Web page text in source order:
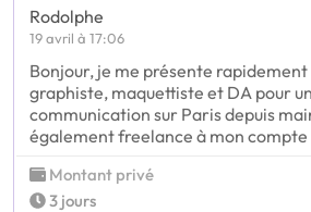
Rodolphe
19 avril à 17:06
Bonjour, je me présente rapidement
graphiste, maquettiste et DA pour
communication sur Paris depuis
également freelance à mon compte
Montant privé
3 jours